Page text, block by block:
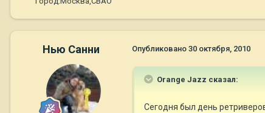
Нью Санни Опубликовано 30 октября, 2010
Orange Jazz сказал:
Сегодня был день